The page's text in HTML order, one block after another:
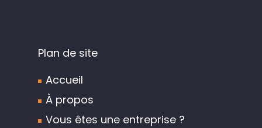
Plan de site
Accueil
À propos
Vous êtes une entreprise ?